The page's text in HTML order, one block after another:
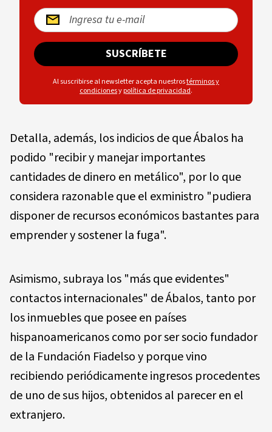
SUSCRÍBETE
Al suscribirse al newsletter acepta nuestrostérminos y
condicionesypolítica de privacidad.
Detalla, además, los indicios de que Ábalos ha
podido "recibir y manejar importantes
cantidades de dinero en metálico", por lo que
considera razonable que el exministro "pudiera
disponer de recursos económicos bastantes para
emprender y sostener la fuga".
Asimismo, subraya los "más que evidentes"
contactos internacionales" de Ábalos, tanto por
los inmuebles que posee en países
hispanoamericanos como por ser socio fundador
de la Fundación Fiadelso y porque vino
recibiendo periódicamente ingresos procedentes
de uno de sus hijos, obtenidos al parecer en el
extranjero.